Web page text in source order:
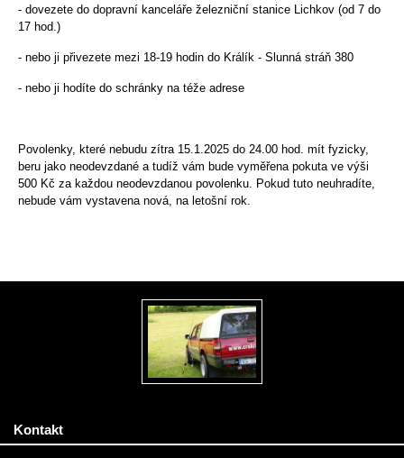
- dovezete do dopravní kanceláře železniční stanice Lichkov (od 7 do
17 hod.)
- nebo ji přivezete mezi 18-19 hodin do Králík - Slunná stráň 380
- nebo ji hodíte do schránky na téže adrese
Povolenky, které nebudu zítra 15.1.2025 do 24.00 hod. mít fyzicky,
beru jako neodevzdané a tudíž vám bude vyměřena pokuta ve výši
500 Kč za každou neodevzdanou povolenku. Pokud tuto neuhradíte,
nebude vám vystavena nová, na letošní rok.
Kontakt